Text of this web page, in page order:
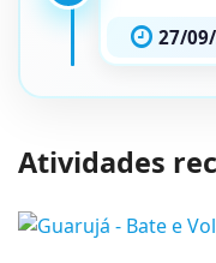
27/
Atividades